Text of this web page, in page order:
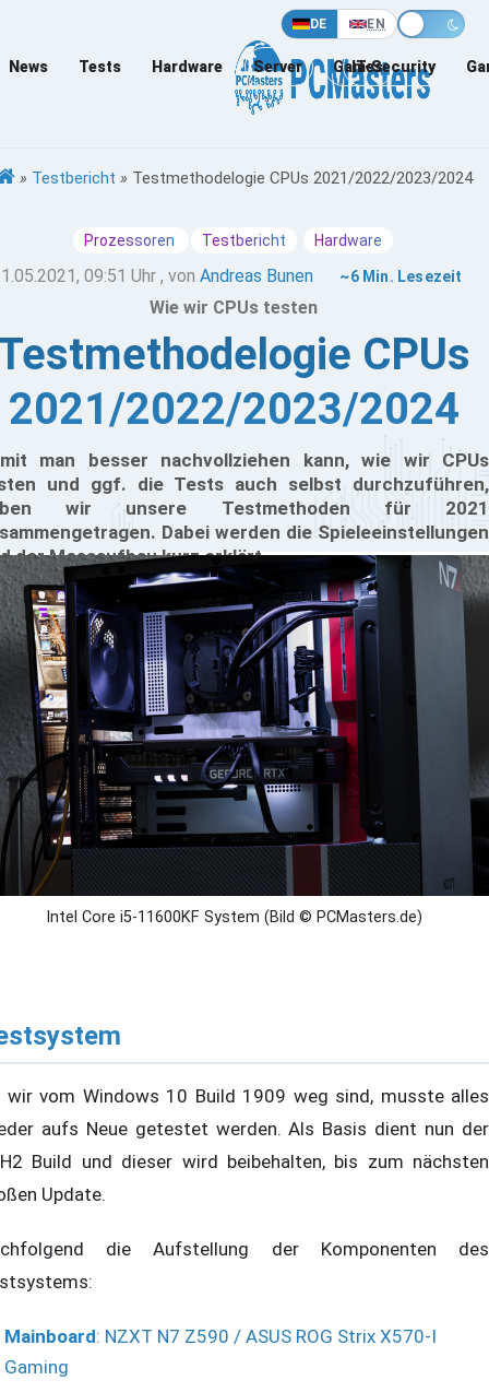
DE EN
News Tests Hardware Server Games
IT-Security
» Testbericht » Testmethodelogie CPUs 2021/2022/2023/2024
Prozessoren Testbericht Hardware
09:51 Uhr , vonAndreas Bunen ~6 Min. Lesezeit
Wie wir CPUs testen
CPUs
2021/2022/2023/2024
man besser nachvollziehen kann, wie wir CPUs
und ggf. die Tests auch selbst durchzuführen,
wir unsere Testmethoden für 2021
Dabei werden die Spieleeinstellungen
der Messaufbau kurz erklärt.
Intel Core i5-11600KF System (Bild © PCMasters.de)
wir vom Windows 10 Build 1909 weg sind, musste alles
aufs Neue getestet werden. Als Basis dient nun der
Build und dieser wird beibehalten, bis zum nächsten
Update.
die Aufstellung der Komponenten des
Mainboard: NZXT N7 Z590 / ASUS ROG Strix X570-I
Gaming